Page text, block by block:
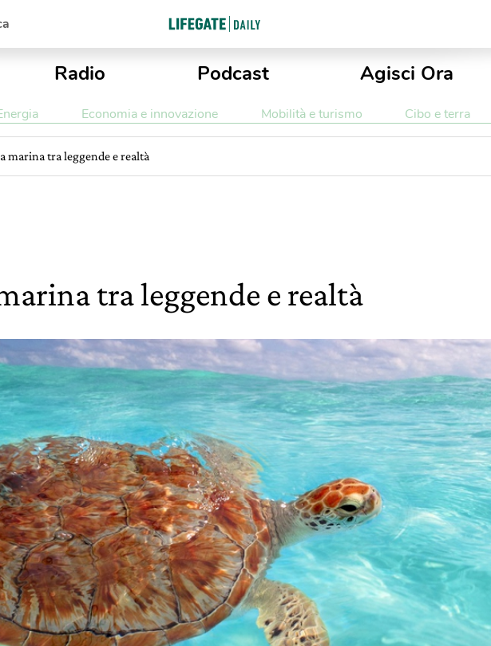
Radio Podcast Agisci Ora
Economia e innovazione Mobilità e turismo Cibo e terra
marina tra leggende e realtà
tra leggende e realtà